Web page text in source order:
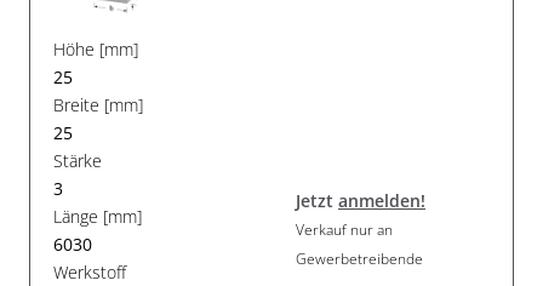
Höhe [mm]
25
Breite [mm]
25
Stärke
3
Länge [mm]
6030
Werkstoff
Jetzt anmelden!
Verkauf nur an
Gewerbetreibende